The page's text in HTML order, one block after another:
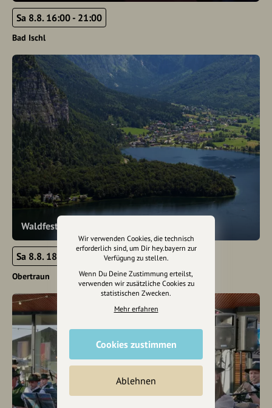
Sa 8.8. 16:00 - 21:00
Bad Ischl
Waldfest der Ortsmusikkapelle Obertraun
Sa 8.8. 18:00 - 23:59
Obertraun
Wir verwenden Cookies, die technisch
erforderlich sind, um Dir hey.bayern zur
Verfügung zu stellen.
Wenn Du Deine Zustimmung erteilst,
verwenden wir zusätzliche Cookies zu
statistischen Zwecken.
Mehr erfahren
Cookies zustimmen
Ablehnen